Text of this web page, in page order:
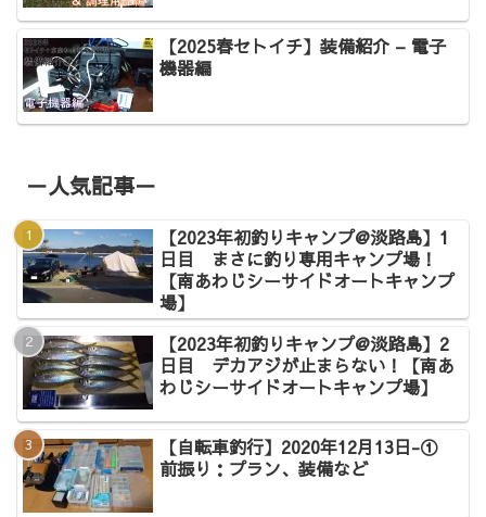
【2025春セトイチ】装備紹介 – 電子
機器編
－人気記事－
【2023年初釣りキャンプ@淡路島】1
日目 まさに釣り専用キャンプ場！
【南あわじシーサイドオートキャンプ
場】
【2023年初釣りキャンプ@淡路島】2
日目 デカアジが止まらない！【南あ
わじシーサイドオートキャンプ場】
【自転車釣行】2020年12月13日-①
前振り：プラン、装備など